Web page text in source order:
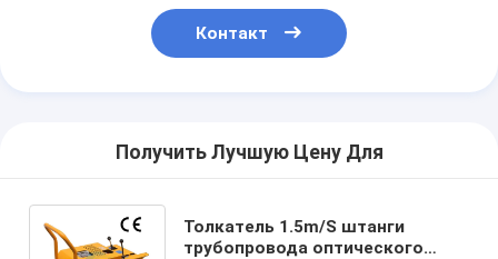
Контакт
Получить Лучшую Цену Для
Толкатель 1.5m/S штанги
трубопровода оптического